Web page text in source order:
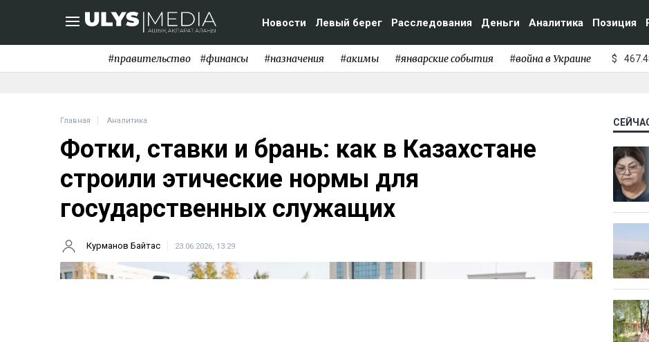
Новости Левый берег Расследования Деньги Аналитика Позиция
#правительство #финансы #назначения #акимы #январские события #война в Украине $
Главная Аналитика
Фотки, ставки и брань: как в Казахстане
строили этические нормы для
государственных служащих
Курманов Байтас 23.06.2026, 13:29